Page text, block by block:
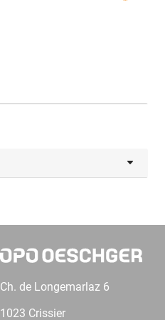
Ch. de Longemarlaz 6
1023 Crissier